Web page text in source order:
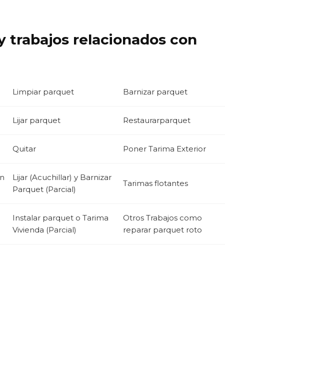
trabajos relacionados con
Limpiar parquet Barnizar parquet
Lijar parquet Restaurarparquet
Quitar Poner Tarima Exterior
Lijar (Acuchillar) y Barnizar
Parquet (Parcial)
Tarimas flotantes
Instalar parquet o Tarima
Vivienda (Parcial)
Otros Trabajos como
reparar parquet roto